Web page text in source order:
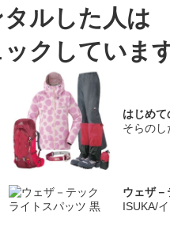
ルした人は
クしていま
はじめ
そらの
ウェザ
ISUKA/